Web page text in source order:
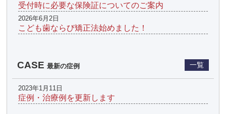
受付時に必要な保険証についてのご案内
2026年6月2日
こども歯ならび矯正法始めました！
CASE 最新の症例 一覧
2023年1月11日
症例・治療例を更新します